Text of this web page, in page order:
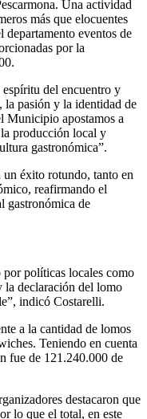
Una actividad
más que elocuentes
departamento eventos de
por la
del encuentro y
la pasión y la identidad de
Municipio apostamos a
producción local y
gastronómica”.
éxito rotundo, tanto en
reafirmando el
gastronómica de
por políticas locales como
la declaración del lomo
indicó Costarelli.
a la cantidad de lomos
Teniendo en cuenta
fue de 121.240.000 de
destacaron que
lo que el total, en este